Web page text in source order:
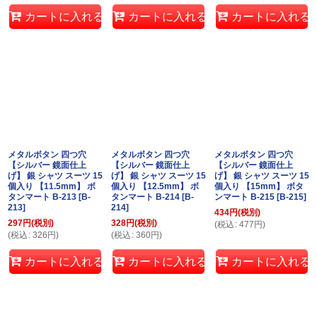
カートに入れる カートに入れる カートに入れる
メタルボタン 四つ穴
【シルバー 鏡面仕上
げ】 銀 シャツ スーツ 15
個入り 【11.5mm】 ボ
タンマート B-213 [B-
213]
297円(税別)
(税込 : 326 円)
カートに入れる
メタルボタン 四つ穴
【シルバー 鏡面仕上
げ】 銀 シャツ スーツ 15
個入り 【12.5mm】 ボ
タンマート B-214 [B-
214]
328円(税別)
(税込 : 360円)
カートに入れる
メタルボタン 四つ穴
【シルバー 鏡面仕上
げ】 銀 シャツ スーツ 15
個入り 【15mm】 ボタ
ンマート B-215 [B-215]
434円(税別)
(税込 : 477 円)
カートに入れる